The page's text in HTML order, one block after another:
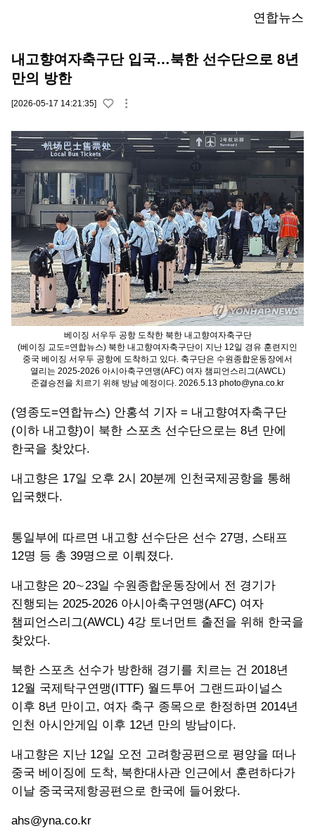
연합뉴스
내고향여자축구단 입국…북한 선수단으로 8년
만의 방한
[2026-05-17 14:21:35]
베이징 서우두 공항 도착한 북한 내고향여자축구단
(베이징 교도=연합뉴스) 북한 내고향여자축구단이 지난 12일 경유 훈련지인
중국 베이징 서우두 공항에 도착하고 있다. 축구단은 수원종합운동장에서
열리는 2025-2026 아시아축구연맹(AFC) 여자 챔피언스리그(AWCL)
준결승전을 치르기 위해 방남 예정이다. 2026.5.13 photo@yna.co.kr
(영종도=연합뉴스) 안홍석 기자 = 내고향여자축구단
(이하 내고향)이 북한 스포츠 선수단으로는 8년 만에
한국을 찾았다.
내고향은 17일 오후 2시 20분께 인천국제공항을 통해
입국했다.
통일부에 따르면 내고향 선수단은 선수 27명, 스태프
12명 등 총 39명으로 이뤄졌다.
내고향은 20∼23일 수원종합운동장에서 전 경기가
진행되는 2025-2026 아시아축구연맹(AFC) 여자
챔피언스리그(AWCL) 4강 토너먼트 출전을 위해 한국을
찾았다.
북한 스포츠 선수가 방한해 경기를 치르는 건 2018년
12월 국제탁구연맹(ITTF) 월드투어 그랜드파이널스
이후 8년 만이고, 여자 축구 종목으로 한정하면 2014년
인천 아시안게임 이후 12년 만의 방남이다.
내고향은 지난 12일 오전 고려항공편으로 평양을 떠나
중국 베이징에 도착, 북한대사관 인근에서 훈련하다가
이날 중국국제항공편으로 한국에 들어왔다.
ahs@yna.co.kr